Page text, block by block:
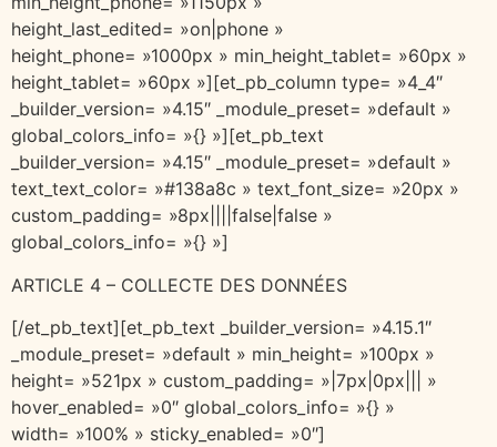
height_last_edited= »on|phone »
height_phone= »1000px » min_height_tablet= »60px »
height_tablet= »60px »][et_pb_column type= »4_4″
_builder_version= »4.15″ _module_preset= »default »
global_colors_info= »{} »][et_pb_text
_builder_version= »4.15″ _module_preset= »default »
text_text_color= »#138a8c » text_font_size= »20px »
custom_padding= »8px||||false|false »
global_colors_info= »{} »]
ARTICLE 4 – COLLECTE DES DONNÉES
[/et_pb_text][et_pb_text _builder_version= »4.15.1″
_module_preset= »default » min_height= »100px »
height= »521px » custom_padding= »|7px|0px||| »
hover_enabled= »0″ global_colors_info= »{} »
width= »100% » sticky_enabled= »0″]